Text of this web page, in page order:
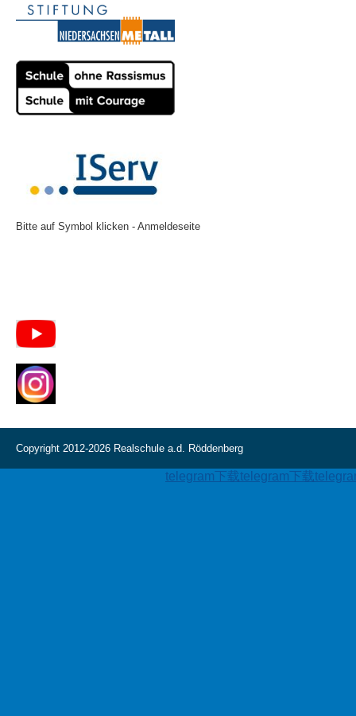
Bitte auf Symbol klicken - Anmeldeseite
Copyright 2012-2026 Realschule a.d. Röddenberg
telegram下载telegram下载